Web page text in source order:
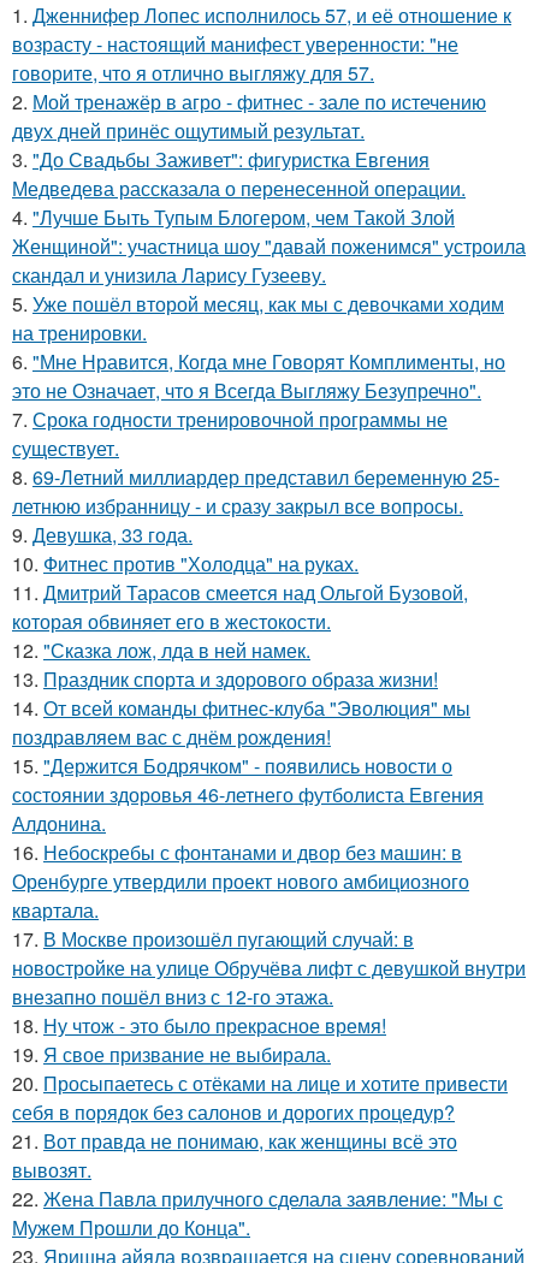
1. Дженнифер Лопес исполнилось 57, и её отношение к
возрасту - настоящий манифест уверенности: "не
говорите, что я отлично выгляжу для 57.
2. Мой тренажёр в агро - фитнес - зале по истечению
двух дней принёс ощутимый результат.
3. "До Свадьбы Заживет": фигуристка Евгения
Медведева рассказала о перенесенной операции.
4. "Лучше Быть Тупым Блогером, чем Такой Злой
Женщиной": участница шоу "давай поженимся" устроила
скандал и унизила Ларису Гузееву.
5. Уже пошёл второй месяц, как мы с девочками ходим
на тренировки.
6. "Мне Нравится, Когда мне Говорят Комплименты, но
это не Означает, что я Всегда Выгляжу Безупречно".
7. Срока годности тренировочной программы не
существует.
8. 69-Летний миллиардер представил беременную 25-
летнюю избранницу - и сразу закрыл все вопросы.
9. Девушка, 33 года.
10. Фитнес против "Холодца" на руках.
11. Дмитрий Тарасов смеется над Ольгой Бузовой,
которая обвиняет его в жестокости.
12. "Сказка лож, лда в ней намек.
13. Праздник спорта и здорового образа жизни!
14. От всей команды фитнес-клуба "Эволюция" мы
поздравляем вас с днём рождения!
15. "Держится Бодрячком" - появились новости о
состоянии здоровья 46-летнего футболиста Евгения
Алдонина.
16. Небоскребы с фонтанами и двор без машин: в
Оренбурге утвердили проект нового амбициозного
квартала.
17. В Москве произошёл пугающий случай: в
новостройке на улице Обручёва лифт с девушкой внутри
внезапно пошёл вниз с 12-го этажа.
18. Ну чтож - это было прекрасное время!
19. Я свое призвание не выбирала.
20. Просыпаетесь с отёками на лице и хотите привести
себя в порядок без салонов и дорогих процедур?
21. Вот правда не понимаю, как женщины всё это
вывозят.
22. Жена Павла прилучного сделала заявление: "Мы с
Мужем Прошли до Конца".
23. Яришна айяла возвращается на сцену соревнований